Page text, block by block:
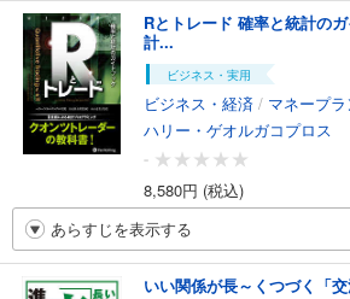
Rとトレード 確率と統計の
計...
ビジネス・実用
ビジネス・経済 / マネープ
ハリー・ゲオルガコプロス
-
8,580円 (税込)
あらすじを表示する
いい関係が長～くつづく「